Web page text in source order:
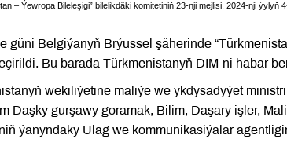
– Ýewropa Bileleşigi” bilelikdäki komitetiniň 23-nji mejlisi, 2024-nji ýylyň
güni Belgiýanyň Brýussel şäherinde
Bu barada Türkmenistanyň DIM-ni habar
wekiliýetine maliýe we ykdysadyýet
Daşky gurşawy goramak, Bilim, Daşary işler,
ýanyndaky Ulag we kommunikasiýalar